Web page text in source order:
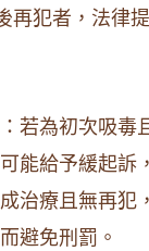
再犯者，法律
若為初次吸毒
能給予緩起訴
治療且無再犯
避免刑罰。